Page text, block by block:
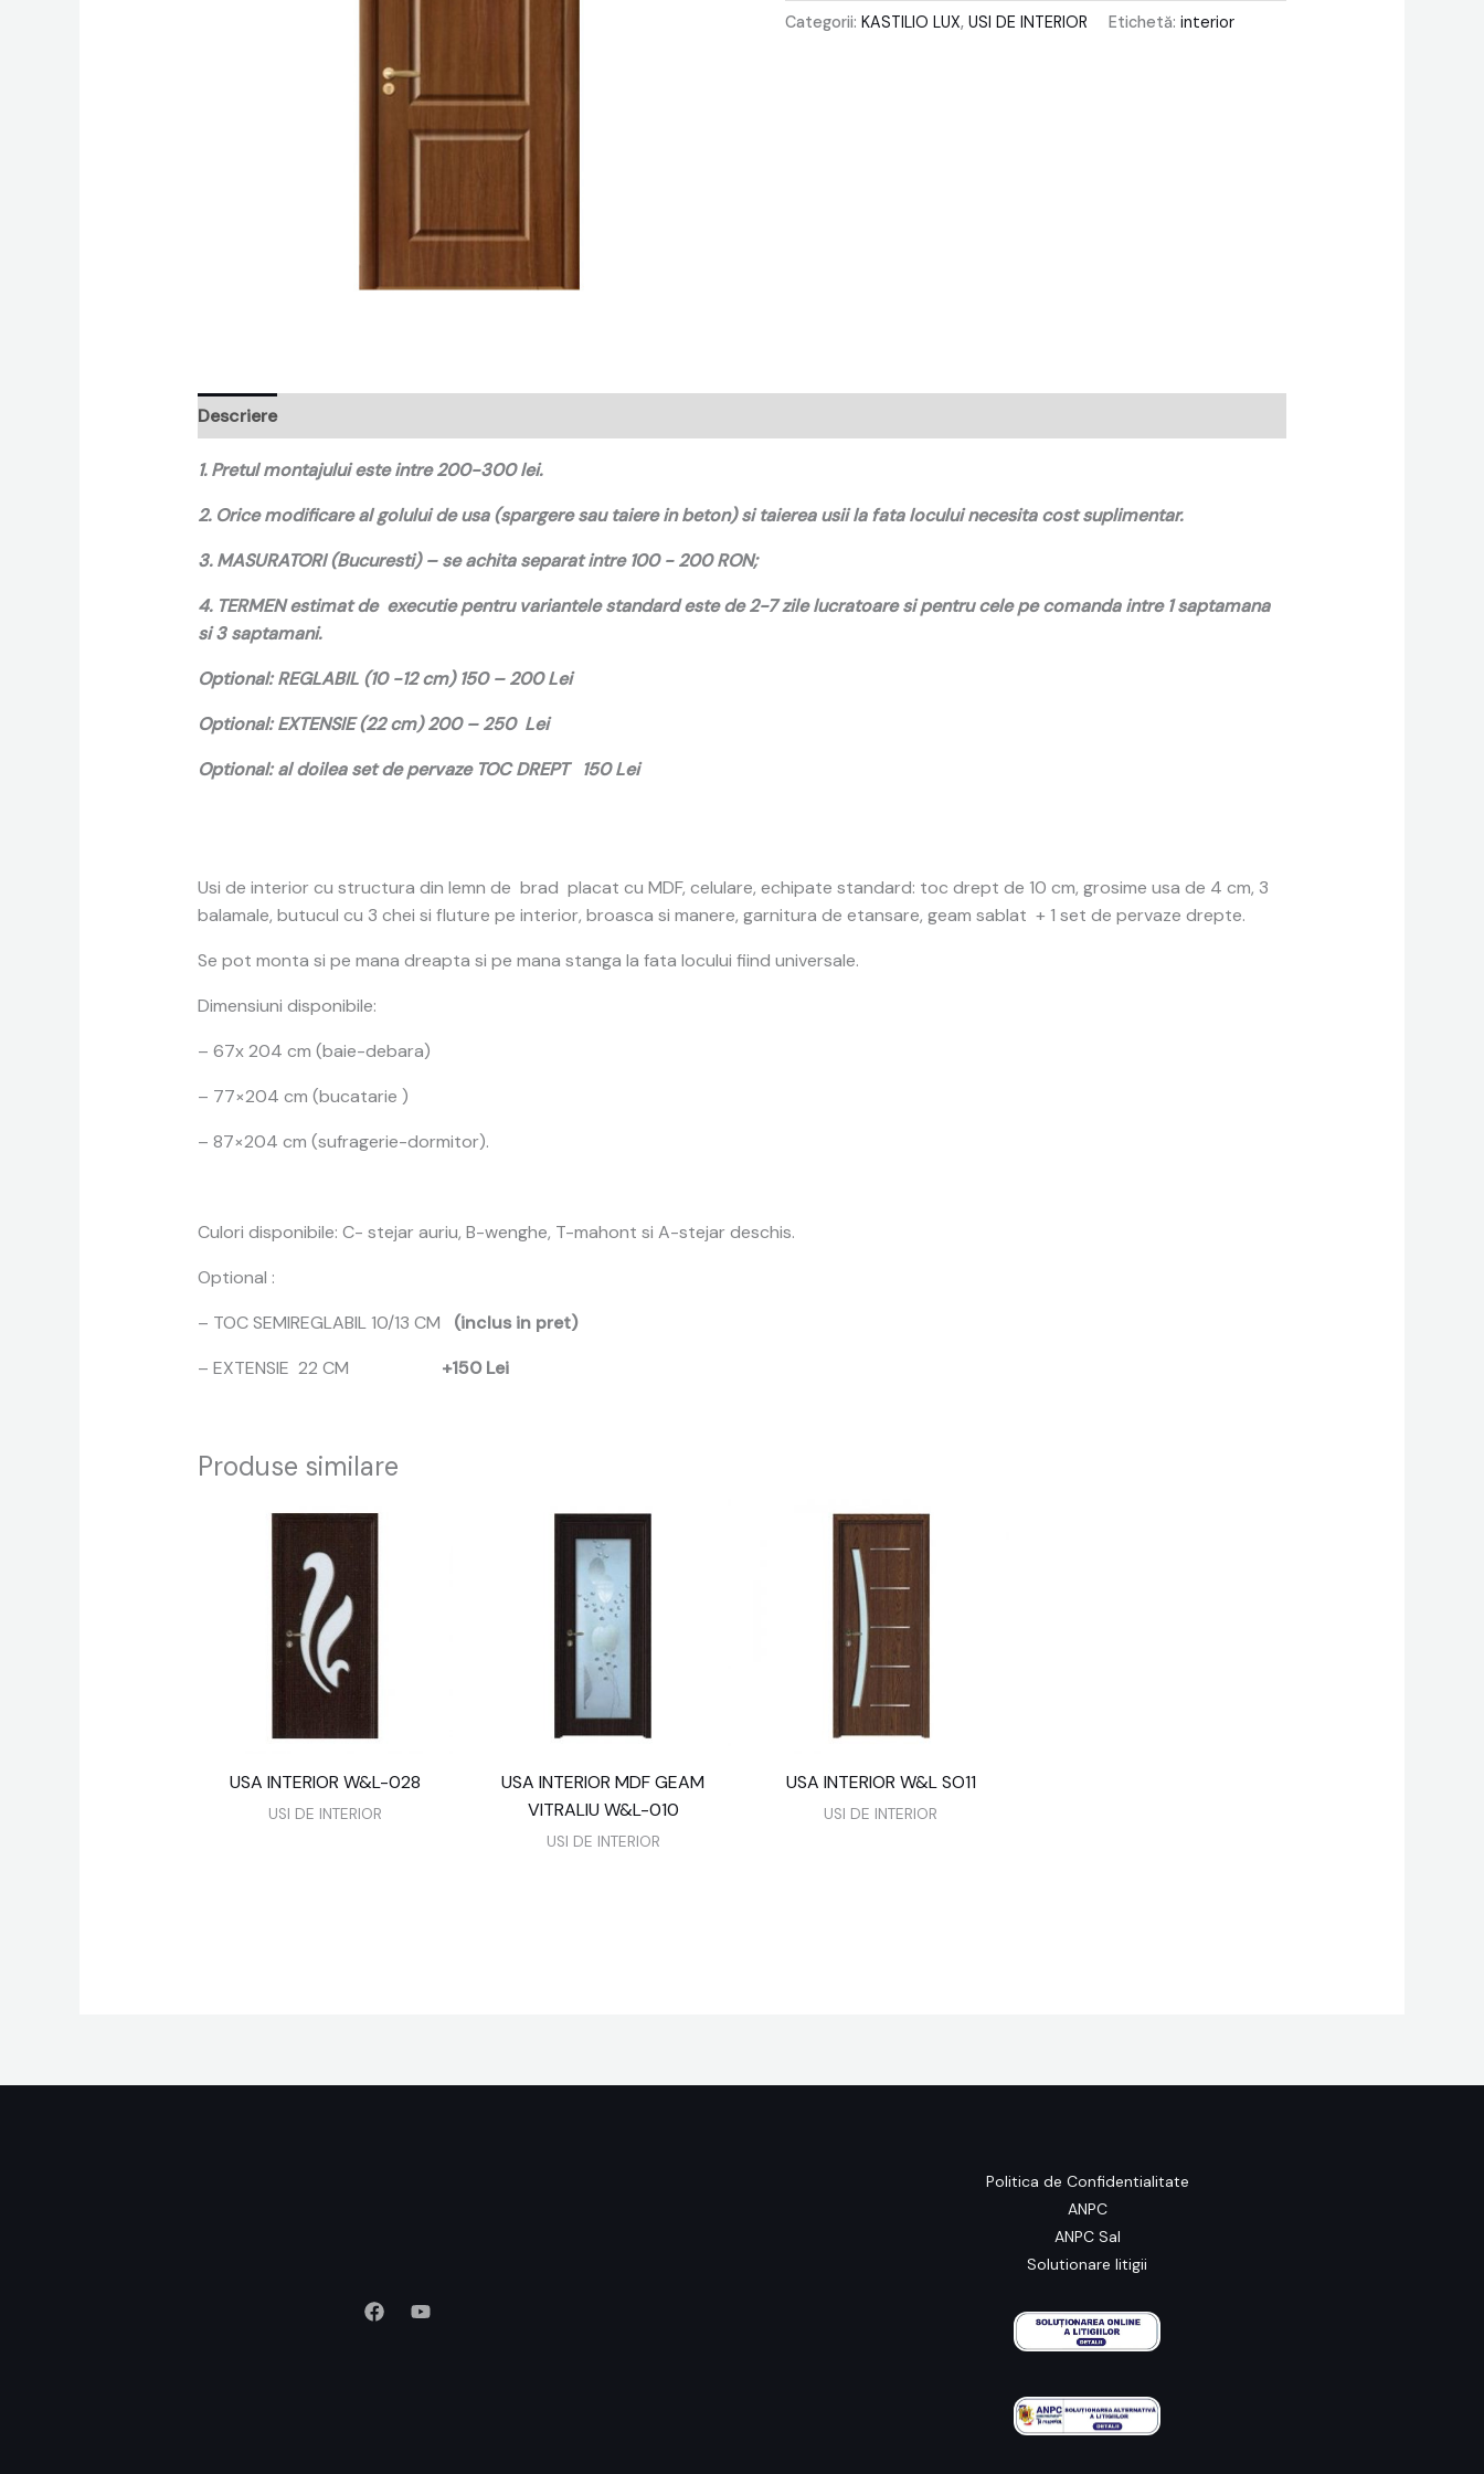
Categorii:KASTILIO LUX,USI DE INTERIOR Etichetă:interior
Descriere
1. Pretul montajului este intre 200-300 lei.
2. Orice modificare al golului de usa (spargere sau taiere in beton) si taierea usii la fata locului necesita cost suplimentar.
3. MASURATORI (Bucuresti) – se achita separat intre 100 - 200 RON;
4. TERMEN estimat de executie pentru variantele standard este de 2-7 zile lucratoare si pentru cele pe comanda intre 1 saptamana
si 3 saptamani.
Optional: REGLABIL (10 -12 cm) 150 – 200 Lei
Optional: EXTENSIE (22 cm) 200 – 250 Lei
Optional: al doilea set de pervaze TOC DREPT 150 Lei
Usi de interior cu structura din lemn de brad placat cu MDF, celulare, echipate standard: toc drept de 10 cm, grosime usa de 4 cm, 3
balamale, butucul cu 3 chei si fluture pe interior, broasca si manere, garnitura de etansare, geam sablat + 1 set de pervaze drepte.
Se pot monta si pe mana dreapta si pe mana stanga la fata locului fiind universale.
Dimensiuni disponibile:
– 67x 204 cm (baie-debara)
– 77×204 cm (bucatarie )
– 87×204 cm (sufragerie-dormitor).
Culori disponibile: C- stejar auriu, B-wenghe, T-mahont si A-stejar deschis.
Optional :
– TOC SEMIREGLABIL 10/13 CM (inclus in pret)
– EXTENSIE 22 CM +150 Lei
Produse similare
USA INTERIOR W&L-028
USI DE INTERIOR
USA INTERIOR MDF GEAM
VITRALIU W&L-010
USI DE INTERIOR
USA INTERIOR W&L SO11
USI DE INTERIOR
Politica de Confidentialitate
ANPC
ANPC Sal
Solutionare litigii